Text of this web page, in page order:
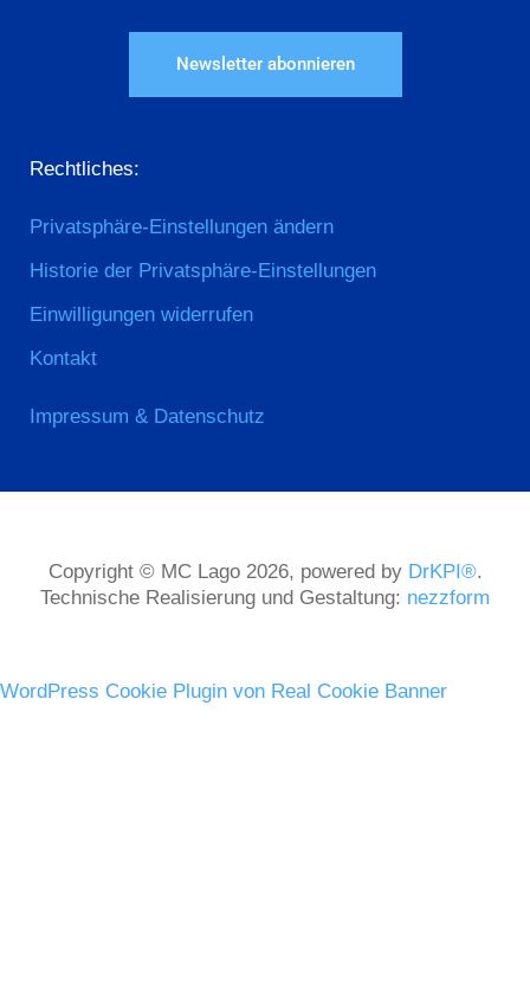
Newsletter abonnieren
Rechtliches:
Privatsphäre-Einstellungen ändern
Historie der Privatsphäre-Einstellungen
Einwilligungen widerrufen
Kontakt
Impressum & Datenschutz
Copyright © MC Lago 2026, powered by DrKPI®.
Technische Realisierung und Gestaltung: nezzform
WordPress Cookie Plugin von Real Cookie Banner